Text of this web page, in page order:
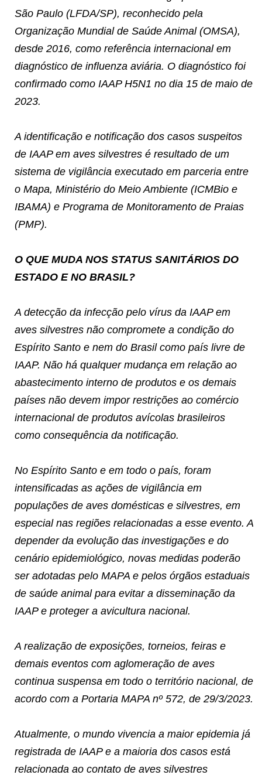
São Paulo (LFDA/SP), reconhecido pela
Organização Mundial de Saúde Animal (OMSA),
desde 2016, como referência internacional em
diagnóstico de influenza aviária. O diagnóstico foi
confirmado como IAAP H5N1 no dia 15 de maio de
2023.
A identificação e notificação dos casos suspeitos
de IAAP em aves silvestres é resultado de um
sistema de vigilância executado em parceria entre
o Mapa, Ministério do Meio Ambiente (ICMBio e
IBAMA) e Programa de Monitoramento de Praias
(PMP).
O QUE MUDA NOS STATUS SANITÁRIOS DO
ESTADO E NO BRASIL?
A detecção da infecção pelo vírus da IAAP em
aves silvestres não compromete a condição do
Espírito Santo e nem do Brasil como país livre de
IAAP. Não há qualquer mudança em relação ao
abastecimento interno de produtos e os demais
países não devem impor restrições ao comércio
internacional de produtos avícolas brasileiros
como consequência da notificação.
No Espírito Santo e em todo o país, foram
intensificadas as ações de vigilância em
populações de aves domésticas e silvestres, em
especial nas regiões relacionadas a esse evento. A
depender da evolução das investigações e do
cenário epidemiológico, novas medidas poderão
ser adotadas pelo MAPA e pelos órgãos estaduais
de saúde animal para evitar a disseminação da
IAAP e proteger a avicultura nacional.
A realização de exposições, torneios, feiras e
demais eventos com aglomeração de aves
continua suspensa em todo o território nacional, de
acordo com a Portaria MAPA nº 572, de 29/3/2023.
Atualmente, o mundo vivencia a maior epidemia já
registrada de IAAP e a maioria dos casos está
relacionada ao contato de aves silvestres